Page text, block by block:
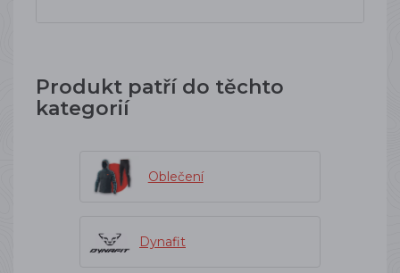
Produkt patří do těchto
kategorií
Oblečení
Dynafit